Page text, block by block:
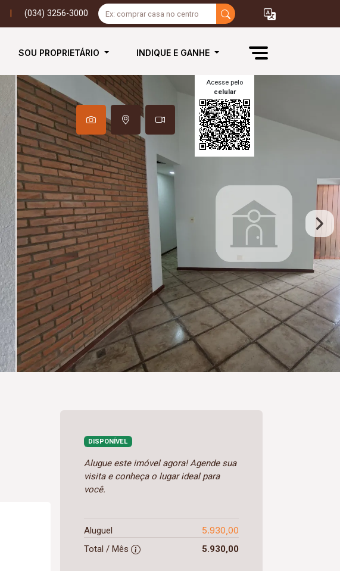
(034) 3256-3000
SOU PROPRIETÁRIO INDIQUE E GANHE
Acesse pelo
celular
DISPONÍVEL
Alugue este imóvel agora! Agende sua
visita e conheça o lugar ideal para
você.
Aluguel 5.930,00
Total / Mês 5.930,00